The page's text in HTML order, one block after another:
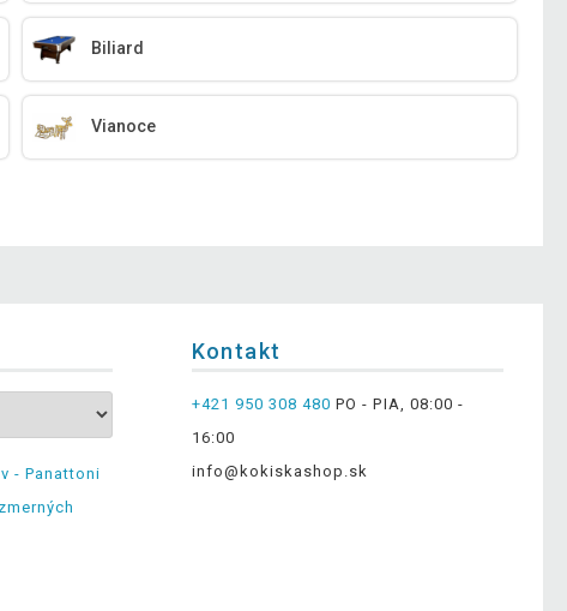
Biliard
Vianoce
- Panattoni
Kontakt
+421 950 308 480 PO - PIA, 08:00 -
16:00
info@kokiskashop.sk